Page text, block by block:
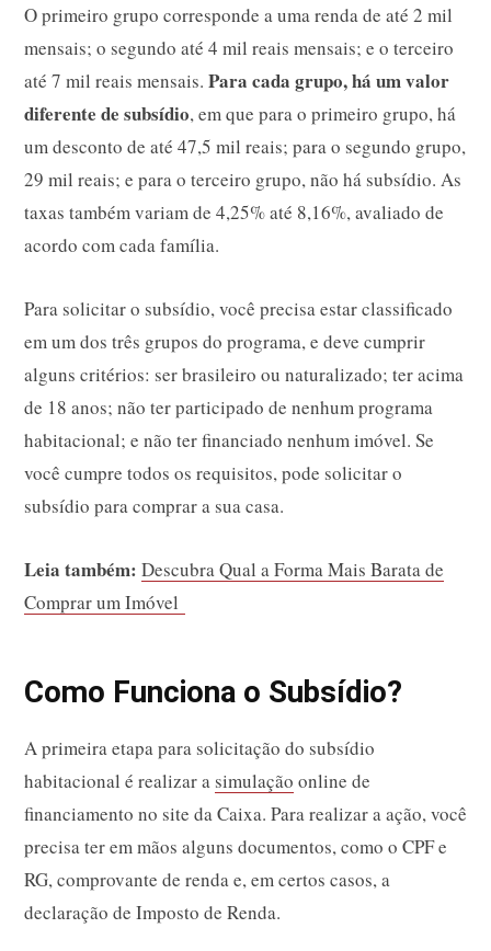
O primeiro grupo corresponde a uma renda de até 2 mil
mensais; o segundo até 4 mil reais mensais; e o terceiro
até 7 mil reais mensais. Para cada grupo, há um valor
diferente de subsídio, em que para o primeiro grupo, há
um desconto de até 47,5 mil reais; para o segundo grupo,
29 mil reais; e para o terceiro grupo, não há subsídio. As
taxas também variam de 4,25% até 8,16%, avaliado de
acordo com cada família.
Para solicitar o subsídio, você precisa estar classificado
em um dos três grupos do programa, e deve cumprir
alguns critérios: ser brasileiro ou naturalizado; ter acima
de 18 anos; não ter participado de nenhum programa
habitacional; e não ter financiado nenhum imóvel. Se
você cumpre todos os requisitos, pode solicitar o
subsídio para comprar a sua casa.
Leia também: Descubra Qual a Forma Mais Barata de
Comprar um Imóvel
Como Funciona o Subsídio?
A primeira etapa para solicitação do subsídio
habitacional é realizar a simulação online de
financiamento no site da Caixa. Para realizar a ação, você
precisa ter em mãos alguns documentos, como o CPF e
RG, comprovante de renda e, em certos casos, a
declaração de Imposto de Renda.